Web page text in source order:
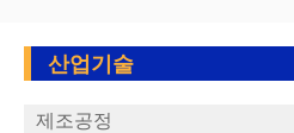
산업기술
제조공정